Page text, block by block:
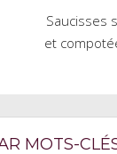
Saucisses
et
MOTS-